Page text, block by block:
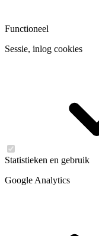
Functioneel
Sessie, inlog cookies
Statistieken en gebruik
Google Analytics